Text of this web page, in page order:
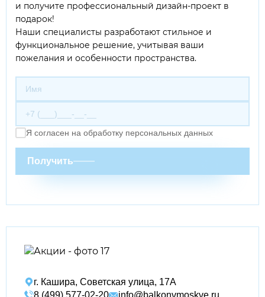
и получите профессиональный дизайн-проект в
подарок!
Наши специалисты разработают стильное и
функциональное решение, учитывая ваши
пожелания и особенности пространства.
Я согласен на обработку персональных данных
Получить
г. Кашира, Советская улица, 17А
8 (499) 577-02-20
info@balkonvmoskve.ru